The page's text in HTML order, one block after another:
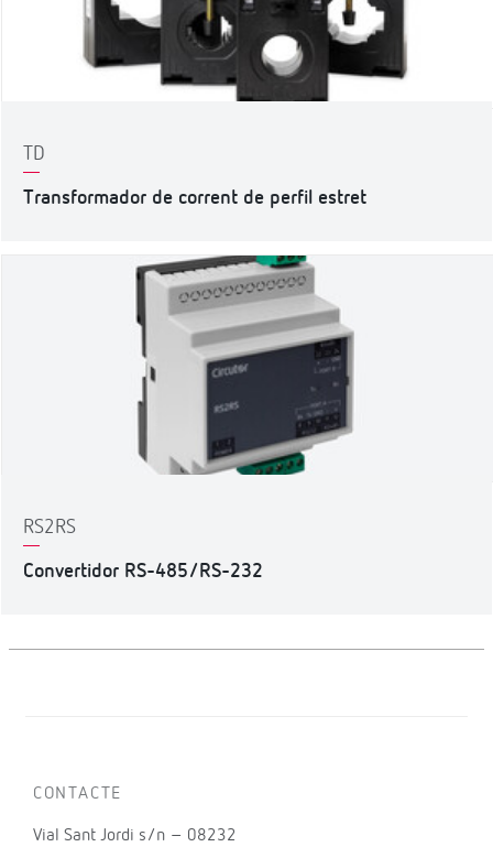
TD
Transformador de corrent de perfil estret
RS2RS
Convertidor RS-485/RS-232
CONTACTE
Vial Sant Jordi s/n – 08232